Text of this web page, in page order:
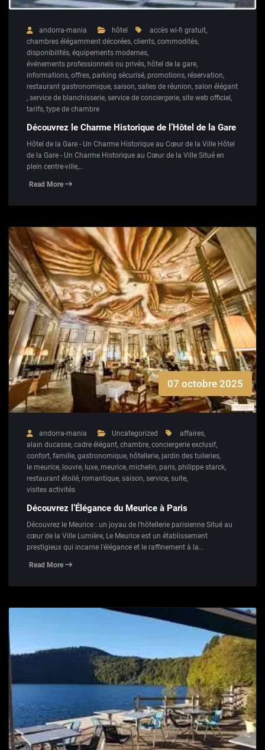
andorra-mania hôtel accès wi-fi gratuit,
chambres élégamment décorées, clients, commodités,
disponibilités, équipements modernes,
événements professionnels ou privés, hôtel de la gare,
informations, offres, parking sécurisé, promotions, réservation,
restaurant gastronomique, saison, salles de réunion, salon élégant
, service de blanchisserie, service de conciergerie, site web officiel,
tarifs, type de chambre
Découvrez le Charme Historique de l’Hôtel de la Gare
Hôtel de la Gare - Un Charme Historique au Cœur de la Ville Hôtel
de la Gare - Un Charme Historique au Cœur de la Ville Situé en
plein centre-ville,…
Read More
07 octobre 2025
andorra-mania Uncategorized affaires,
alain ducasse, cadre élégant, chambre, conciergerie exclusif,
confort, famille, gastronomique, hôtellerie, jardin des tuileries,
le meurice, louvre, luxe, meurice, michelin, paris, philippe starck,
restaurant étoilé, romantique, saison, service, suite,
visites activités
Découvrez l’Élégance du Meurice à Paris
Découvrez le Meurice : un joyau de l'hôtellerie parisienne Situé au
cœur de la Ville Lumière, Le Meurice est un établissement
prestigieux qui incarne l'élégance et le raffinement à la…
Read More